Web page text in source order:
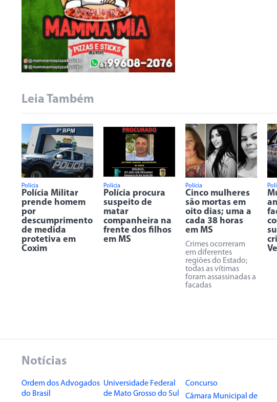
Leia Também
Polícia
Polícia Militar
prende homem
por
descumprimento
de medida
protetiva em
Coxim
Polícia
Polícia procura
suspeito de
matar
companheira na
frente dos filhos
em MS
Polícia
Cinco mulheres
são mortas em
oito dias; uma a
cada 38 horas
em MS
Crimes ocorreram
em diferentes
regiões do Estado;
todas as vítimas
foram assassinadas a
facadas
Notícias
Ordem dos Advogados
do Brasil
Universidade Federal
de Mato Grosso do Sul
Concurso
Câmara Municipal de